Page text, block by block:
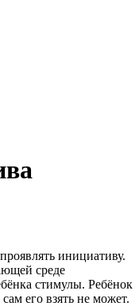
инициативу.
среде
стимулы. Ребёнок
его взять не может.